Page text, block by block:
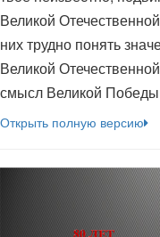
Великой
них трудно понять
Великой
смысл Великой Победы
Открыть полную версию